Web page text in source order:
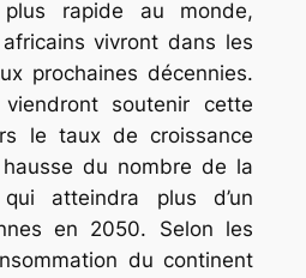
plus rapide au monde,
vivront dans les
prochaines décennies.
viendront soutenir cette
le taux de croissance
du nombre de la
atteindra plus d’un
en 2050. Selon les
du continent